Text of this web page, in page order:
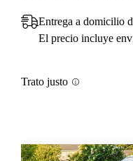
Entrega a domicilio
El precio incluye
Trato justo